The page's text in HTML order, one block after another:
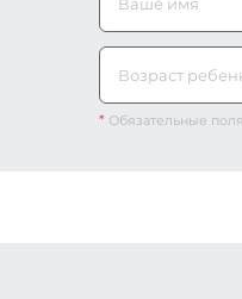
* Обязательные